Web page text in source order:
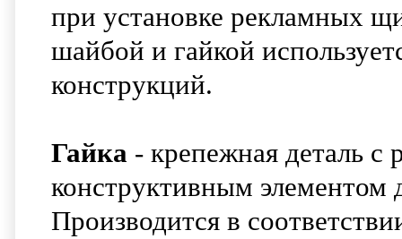
при установке рекламных
шайбой и гайкой
конструкций.
Гайка - крепежная деталь с
конструктивным элементом
Производится в